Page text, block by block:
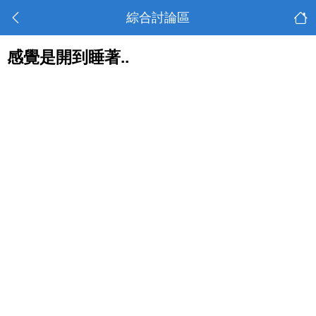
綜合討論區
感覺是開到睡著..